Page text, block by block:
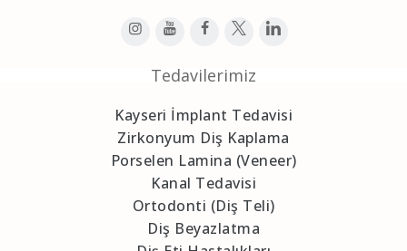
Tedavilerimiz
Kayseri İmplant Tedavisi
Zirkonyum Diş Kaplama
Porselen Lamina (Veneer)
Kanal Tedavisi
Ortodonti (Diş Teli)
Diş Beyazlatma